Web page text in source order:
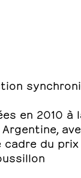
en 2010 à
du prix